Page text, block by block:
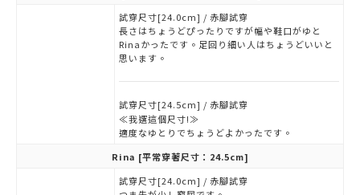
試穿尺寸[24.0cm] / 赤腳試穿
長さはちょうどぴったりですが幅や鞋口がゆと
Rinaかったです。足回り細い人はちょうどいいと
思います。
試穿尺寸[24.5cm] / 赤腳試穿
≪我選這個尺寸!≫
適度なゆとりでちょうどよかったです。
Rina [平常穿著尺寸：24.5cm]
試穿尺寸[24.0cm] / 赤腳試穿